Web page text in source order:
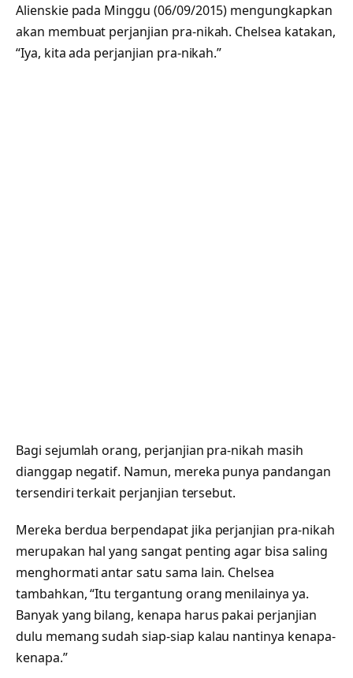
Alienskie pada Minggu (06/09/2015) mengungkapkan
akan membuat perjanjian pra-nikah. Chelsea katakan,
“Iya, kita ada perjanjian pra-nikah.”
Bagi sejumlah orang, perjanjian pra-nikah masih
dianggap negatif. Namun, mereka punya pandangan
tersendiri terkait perjanjian tersebut.
Mereka berdua berpendapat jika perjanjian pra-nikah
merupakan hal yang sangat penting agar bisa saling
menghormati antar satu sama lain. Chelsea
tambahkan, “Itu tergantung orang menilainya ya.
Banyak yang bilang, kenapa harus pakai perjanjian
dulu memang sudah siap-siap kalau nantinya kenapa-
kenapa.”